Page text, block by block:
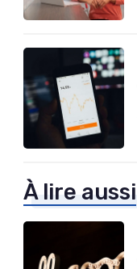
À lire aussi